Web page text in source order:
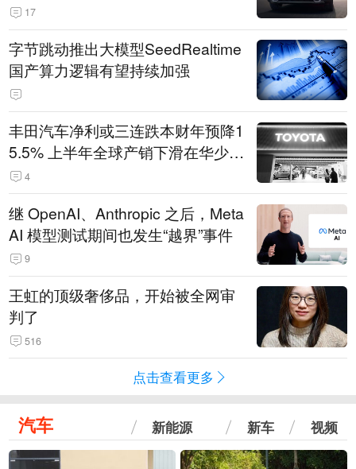
17
字节跳动推出大模型SeedRealtime
国产算力逻辑有望持续加强
丰田汽车净利或三连跌本财年预降1
5.5% 上半年全球产销下滑在华少卖
14.3万辆
4
继 OpenAI、Anthropic 之后，Meta
AI 模型测试期间也发生“越界”事件
9
王虹的顶级奢侈品，开始被全网审
判了
516
点击查看更多
汽车 新能源 新车 视频